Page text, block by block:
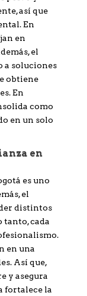
así que
En
en
el
a soluciones
obtiene
En
como
en un solo
en
es uno
el
distintos
tanto, cada
en una
Así que,
y asegura
fortalece la